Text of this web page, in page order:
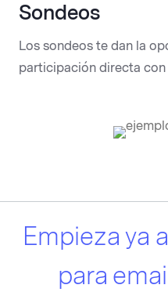
Sondeos
Los sondeos te dan la
participación directa
Empieza ya
para